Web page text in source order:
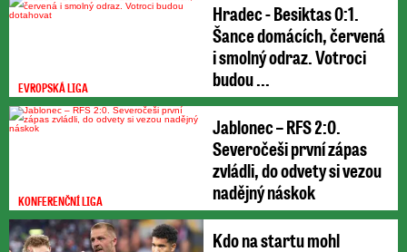
EVROPSKÁ LIGA
Hradec - Besiktas 0:1.
Šance domácích, červená
i smolný odraz. Votroci
budou ...
KONFERENČNÍ LIGA
Jablonec – RFS 2:0.
Severočeši první zápas
zvládli, do odvety si vezou
nadějný náskok
Kdo na startu mohl